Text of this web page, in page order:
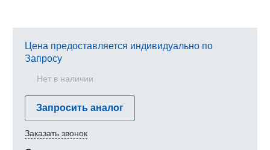
Цена предоставляется индивидуально по
Запросу
Нет в наличии
Запросить аналог
Заказать звонок